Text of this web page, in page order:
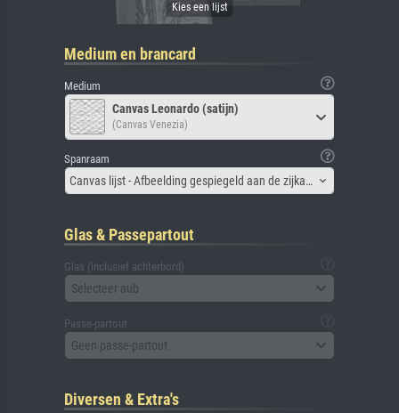
Medium en brancard
Medium
Canvas Leonardo (satijn)
(Canvas Venezia)
Spanraam
Canvas lijst - Afbeelding gespiegeld aan de zijkant
Glas & Passepartout
Glas (inclusief achterbord)
Selecteer aub
Passe-partout
Geen passe-partout
Diversen & Extra's